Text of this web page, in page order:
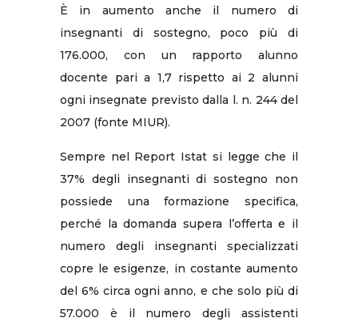
È in aumento anche il numero di
insegnanti di sostegno, poco più di
176.000, con un rapporto alunno
docente pari a 1,7 rispetto ai 2 alunni
ogni insegnate previsto dalla l. n. 244 del
2007 (fonte MIUR).
Sempre nel Report Istat si legge che il
37% degli insegnanti di sostegno non
possiede una formazione specifica,
perché la domanda supera l’offerta e il
numero degli insegnanti specializzati
copre le esigenze, in costante aumento
del 6% circa ogni anno, e che solo più di
57.000 è il numero degli assistenti